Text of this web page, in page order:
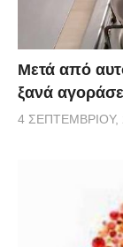
Μετά από
ξανά
4 ΣΕΠΤΕΜΒΡΊΟΥ,